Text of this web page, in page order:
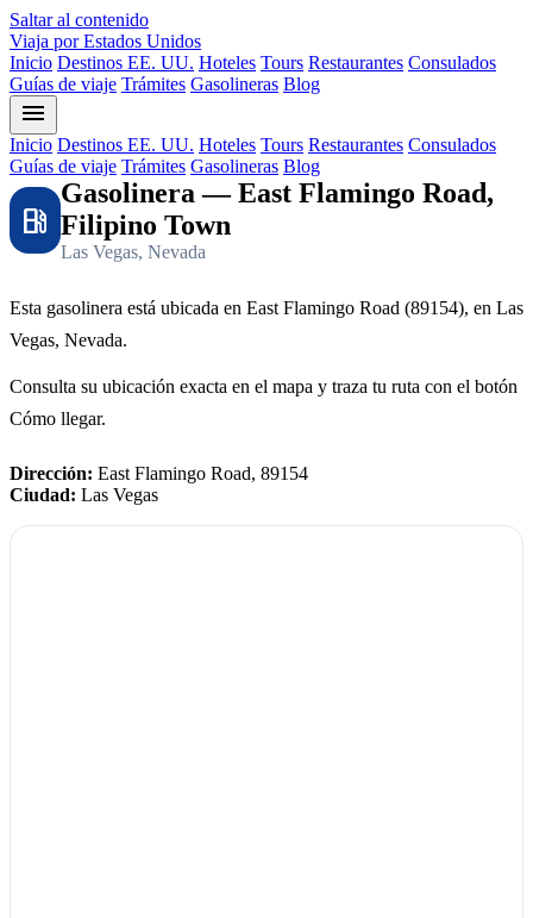
Saltar al contenido
Viaja por Estados Unidos
Inicio Destinos EE. UU. Hoteles Tours Restaurantes Consulados
Guías de viaje Trámites Gasolineras Blog
menu
Inicio Destinos EE. UU. Hoteles Tours Restaurantes Consulados
Guías de viaje Trámites Gasolineras Blog
local_gas_station
Gasolinera — East Flamingo Road,
Filipino Town
Las Vegas, Nevada
Esta gasolinera está ubicada en East Flamingo Road (89154), en Las
Vegas, Nevada.
Consulta su ubicación exacta en el mapa y traza tu ruta con el botón
Cómo llegar.
Dirección: East Flamingo Road, 89154
Ciudad: Las Vegas